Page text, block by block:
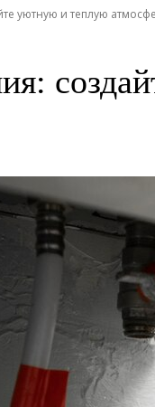
уютную и теплую